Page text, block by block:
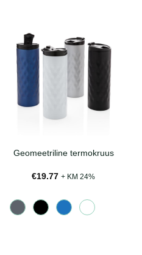
Geomeetriline termokruus
€19.77 + KM 24%